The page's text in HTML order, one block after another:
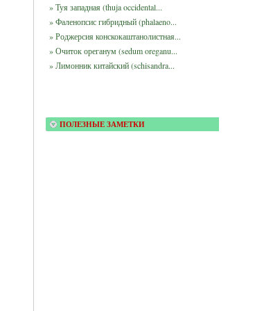
» Туя западная (thuja occidental...
» Фаленопсис гибридный (phalaeno...
» Роджерсия конскокаштанолистная...
» Очиток ореганум (sedum oreganu...
» Лимонник китайский (schisandra...
ПОЛЕЗНЫЕ ЗАМЕТКИ